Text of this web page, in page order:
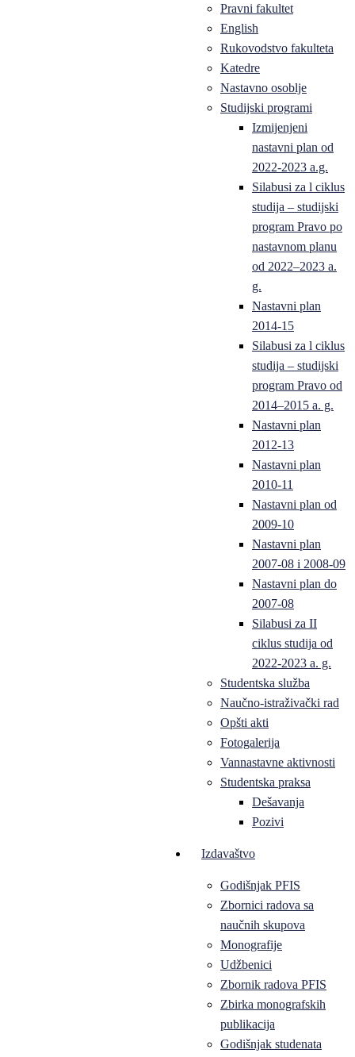
Pravni fakultet
English
Rukovodstvo fakulteta
Katedre
Nastavno osoblje
Studijski programi
Izmijenjeni
nastavni plan od
2022-2023 a.g.
Silabusi za l ciklus
studija – studijski
program Pravo po
nastavnom planu
od 2022–2023 a.
g.
Nastavni plan
2014-15
Silabusi za l ciklus
studija – studijski
program Pravo od
2014–2015 a. g.
Nastavni plan
2012-13
Nastavni plan
2010-11
Nastavni plan od
2009-10
Nastavni plan
2007-08 i 2008-09
Nastavni plan do
2007-08
Silabusi za II
ciklus studija od
2022-2023 a. g.
Studentska služba
Naučno-istraživački rad
Opšti akti
Fotogalerija
Vannastavne aktivnosti
Studentska praksa
Dešavanja
Pozivi
Izdavaštvo
Godišnjak PFIS
Zbornici radova sa
naučnih skupova
Monografije
Udžbenici
Zbornik radova PFIS
Zbirka monografskih
publikacija
Godišnjak studenata